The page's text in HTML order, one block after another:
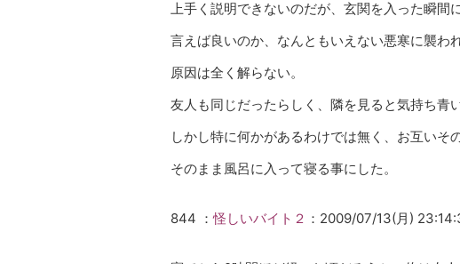
上手く説明できないのだが、玄関を入った瞬間
言えば良いのか、なんともいえない悪寒に襲われ
原因は全く解らない。
友人も同じだったらしく、隣を見ると気持ち青
しかし特に何かがあるわけでは無く、お互いそ
そのまま風呂に入って寝る事にした。
844 ：怪しいバイト２ ：2009/07/13(月)